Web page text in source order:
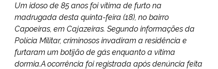
Um idoso de 85 anos foi vítima de furto na
madrugada desta quinta-feira (18), no bairro
Capoeiras, em Cajazeiras. Segundo informações da
Polícia Militar, criminosos invadiram a residência e
furtaram um botijão de gás enquanto a vítima
dormia.A ocorrência foi registrada após denúncia feita